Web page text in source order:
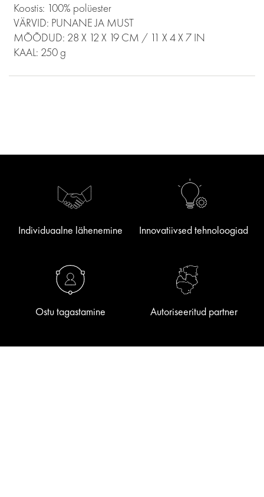
Koostis: 100% polüester
VÄRVID: PUNANE JA MUST
MÕÕDUD: 28 X 12 X 19 CM / 11 X 4 X 7 IN
KAAL: 250 g
Individuaalne lähenemine Innovatiivsed tehnoloogiad
Ostu tagastamine Autoriseeritud partner